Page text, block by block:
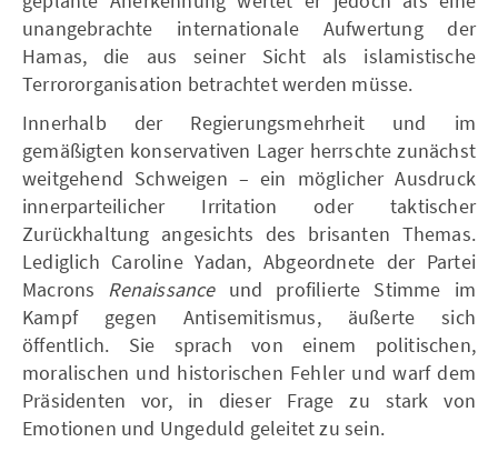
unangebrachte internationale Aufwertung der
Hamas, die aus seiner Sicht als islamistische
Terrororganisation betrachtet werden müsse.
Innerhalb der Regierungsmehrheit und im
gemäßigten konservativen Lager herrschte zunächst
weitgehend Schweigen – ein möglicher Ausdruck
innerparteilicher Irritation oder taktischer
Zurückhaltung angesichts des brisanten Themas.
Lediglich Caroline Yadan, Abgeordnete der Partei
Macrons Renaissanceund profilierte Stimme im
Kampf gegen Antisemitismus, äußerte sich
öffentlich. Sie sprach von einem politischen,
moralischen und historischen Fehler und warf dem
Präsidenten vor, in dieser Frage zu stark von
Emotionen und Ungeduld geleitet zu sein.